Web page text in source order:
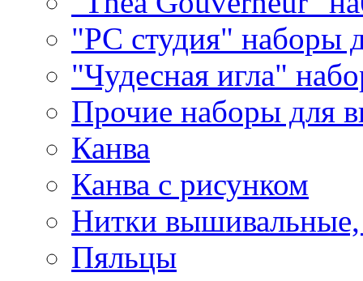
"РС студия" наборы
"Чудесная игла"
Прочие наборы для
Канва
Канва с рисунком
Нитки
Пяльцы